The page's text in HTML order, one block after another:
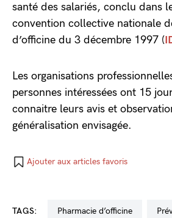
santé des salariés, conclu dans
convention collective nationale
d’officine du 3 décembre 1997 (
Les organisations
personnes intéressées ont 15
connaitre leurs avis et
généralisation envisagée.
Ajouter aux articles favoris
TAGS: pharmacie d’officine